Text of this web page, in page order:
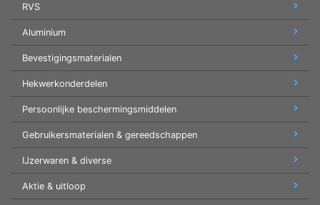
RVS
Aluminium
Bevestigingsmaterialen
Hekwerkonderdelen
Persoonlijke beschermingsmiddelen
Gebruikersmaterialen & gereedschappen
IJzerwaren & diverse
Aktie & uitloop